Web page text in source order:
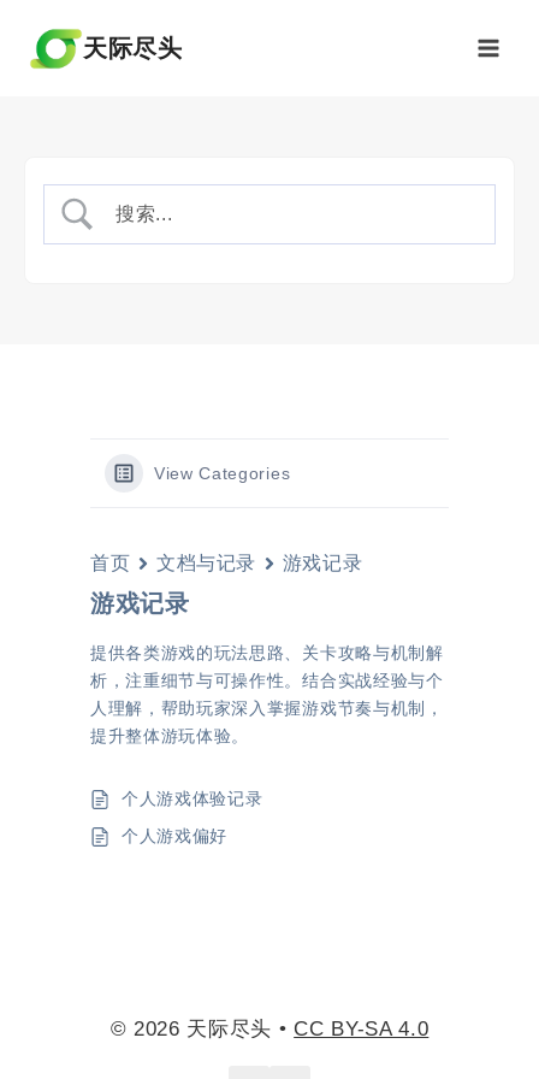
天际尽头
View Categories
首页 文档与记录 游戏记录
游戏记录
提供各类游戏的玩法思路、关卡攻略与机制解
析，注重细节与可操作性。结合实战经验与个
人理解，帮助玩家深入掌握游戏节奏与机制，
提升整体游玩体验。
个人游戏体验记录
个人游戏偏好
© 2026 天际尽头 • CC BY-SA 4.0